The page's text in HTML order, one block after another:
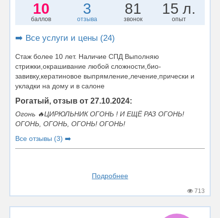
10
баллов
3
отзыва
81
звонок
15 л.
опыт
➡️ Все услуги и цены (24)
Стаж более 10 лет. Наличие СПД Выполняю
стрижки,окрашивание любой сложности,био-
завивку,кератиновое выпрямление,лечение,прически и
укладки на дому и в салоне
Рогатый, отзыв от 27.10.2024:
Огонь 🔥ЦИРЮЛЬНИК ОГОНЬ ! И ЕЩЁ РАЗ ОГОНЬ!
ОГОНЬ, ОГОНЬ, ОГОНЬ! ОГОНЬ!
Все отзывы (3) ➡️
Подробнее
713